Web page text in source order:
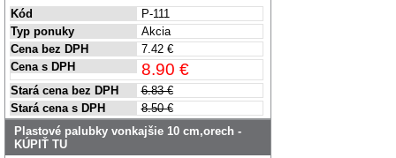
Kód
P-111
Typ ponuky
Akcia
Cena bez DPH
7.42 €
Cena s DPH
8.90 €
Stará cena bez DPH
6.83 €
Stará cena s DPH
8.50 €
Plastové palubky vonkajšie 10 cm,orech -
KÚPIŤ TU